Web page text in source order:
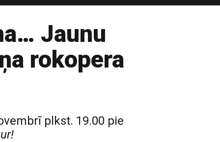
Jaunu
rokopera
plkst. 19.00 pie